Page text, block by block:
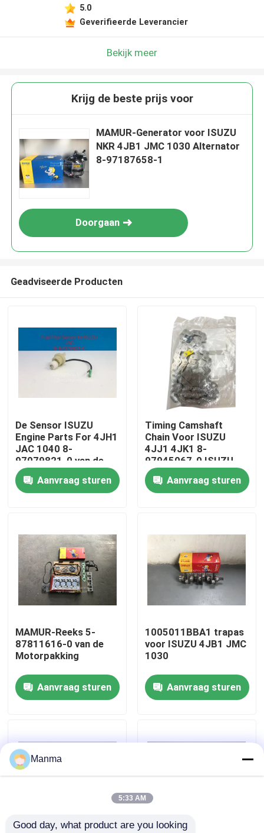
Huis
Ongeveer ons
Fabrieksreis
Kwaliteitscontrole
Contacteer ons
Vrachtwagen Autodeel
Isuzu Engine Parts
5.0
Geverifieerde Leverancier
Bekijk meer
Krijg de beste prijs voor
MAMUR-Generator voor ISUZU
NKR 4JB1 JMC 1030 Alternator
8-97187658-1
Doorgaan
Geadviseerde Producten
De Sensor ISUZU
Engine Parts For 4JH1
JAC 1040 8-
97079821-0 van de
brandstoffilter
Aanvraag sturen
Timing Camshaft
Chain Voor ISUZU
4JJ1 4JK1 8-
97945067-0 ISUZU
Motoronderdelen
Aanvraag sturen
MAMUR-Reeks 5-
87811616-0 van de
Motorpakking
Aanvraag sturen
1005011BBA1 trapas
voor ISUZU 4JB1 JMC
1030
Aanvraag sturen
Manma
5:33 AM
Good day, what product are you looking